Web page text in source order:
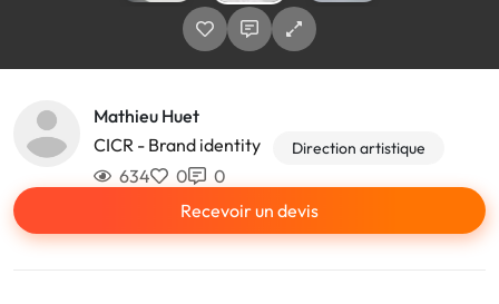
Mathieu Huet
CICR - Brand identity
Direction artistique
634 0
0
Recevoir un devis